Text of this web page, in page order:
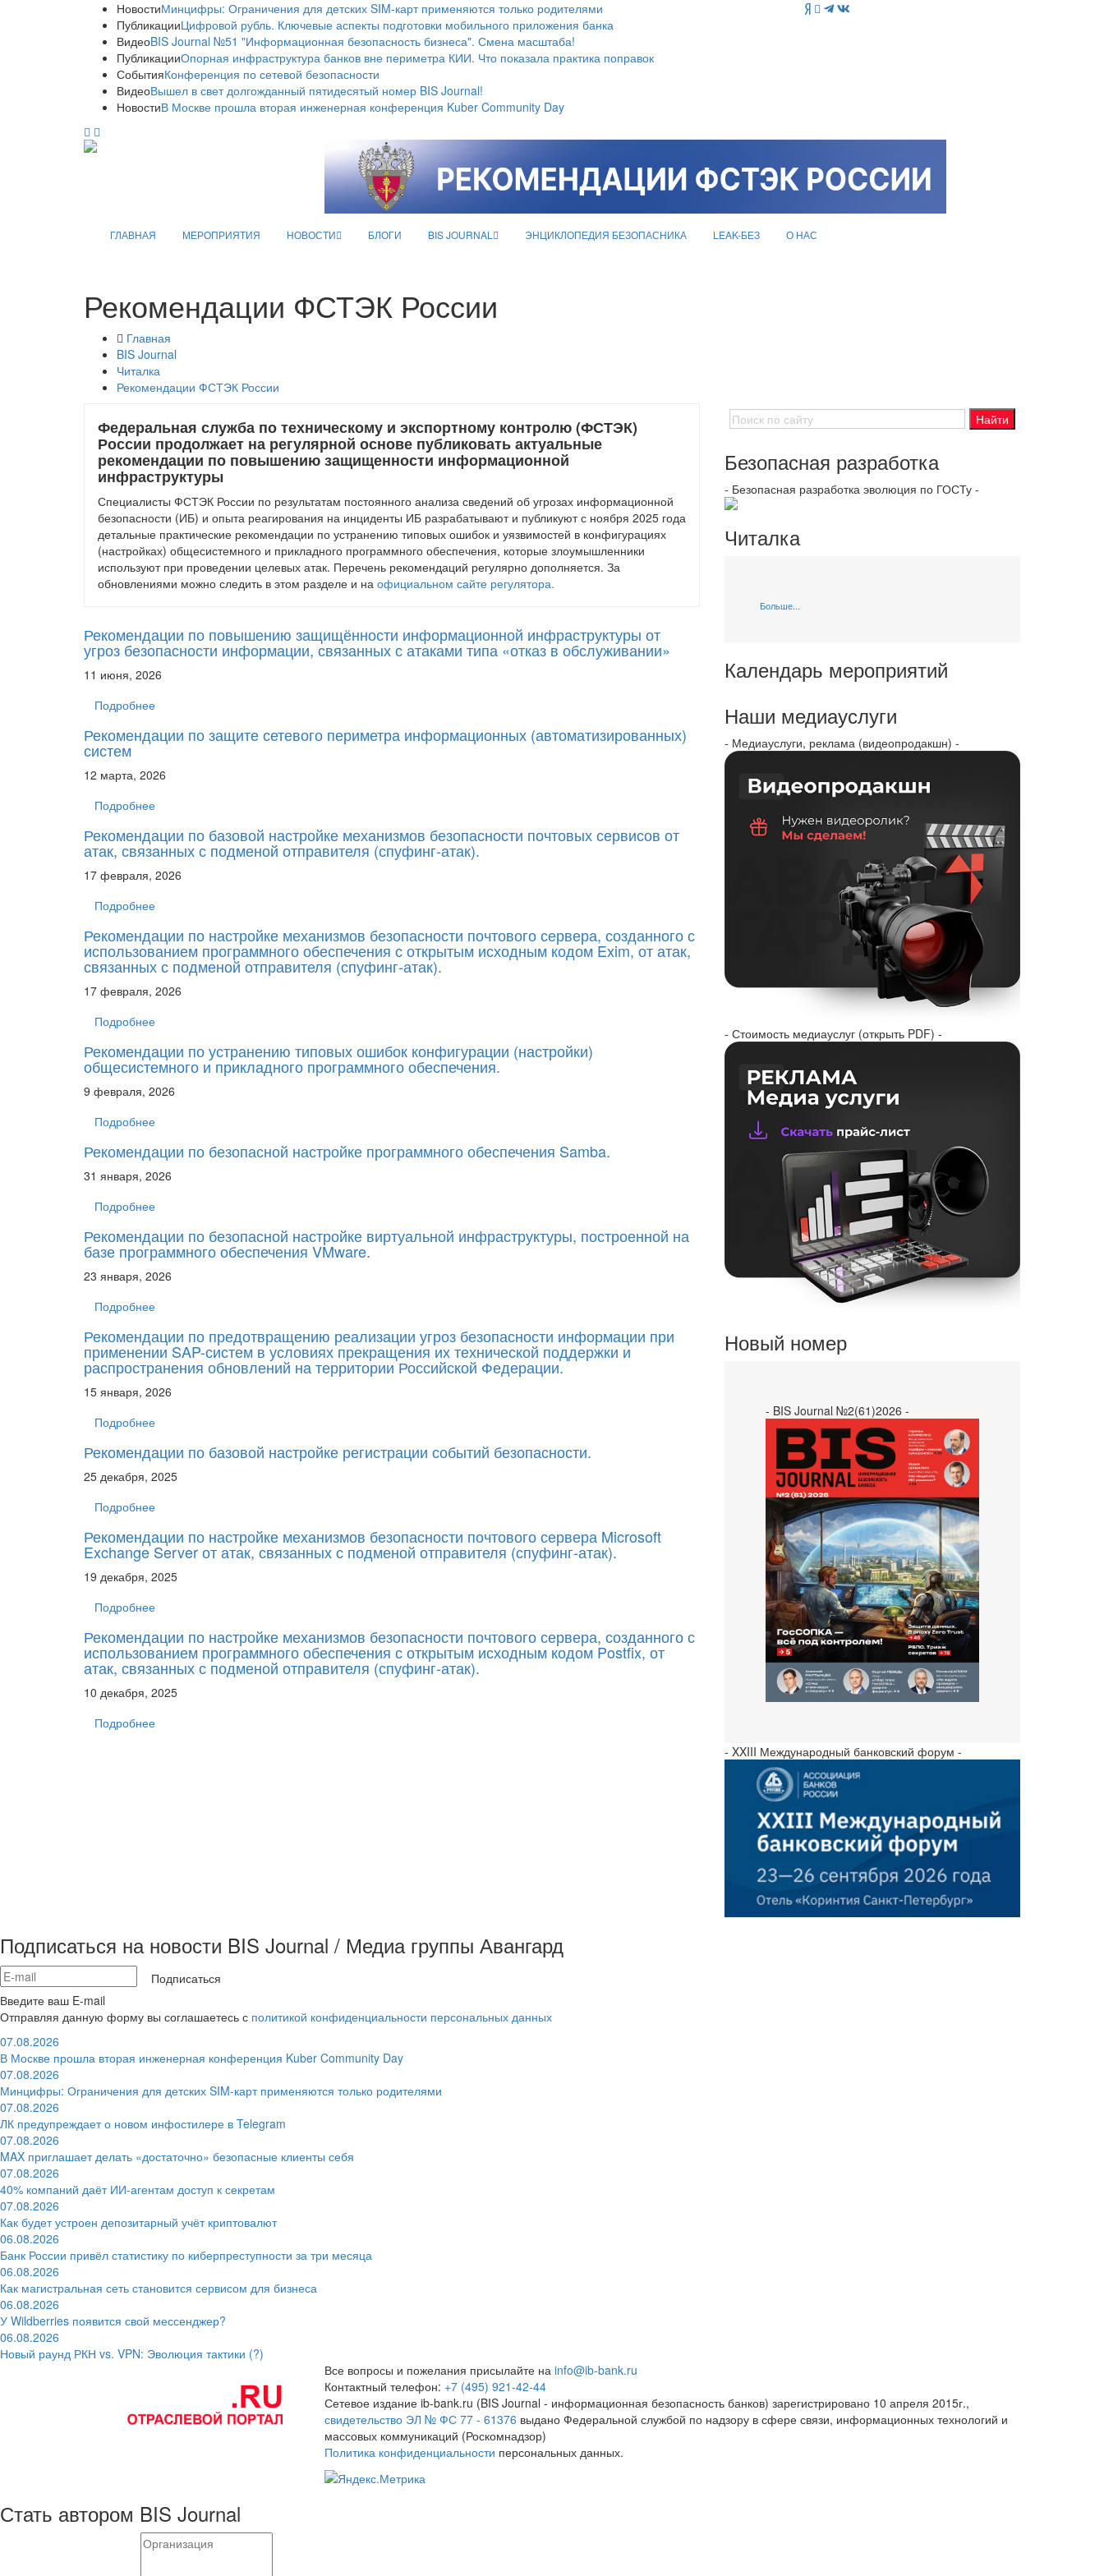
НовостиМинцифры: Ограничения для детских SIM-карт применяются только родителями
ПубликацииЦифровой рубль. Ключевые аспекты подготовки мобильного приложения банка
ВидеоBIS Journal №51 "Информационная безопасность бизнеса". Смена масштаба!
ПубликацииОпорная инфраструктура банков вне периметра КИИ. Что показала практика поправок
СобытияКонференция по сетевой безопасности
ВидеоВышел в свет долгожданный пятидесятый номер BIS Journal!
НовостиВ Москве прошла вторая инженерная конференция Kuber Community Day
ГЛАВНАЯ МЕРОПРИЯТИЯ НОВОСТИ БЛОГИ BIS JOURNAL ЭНЦИКЛОПЕДИЯ БЕЗОПАСНИКА LEAK-БЕЗ О НАС
Рекомендации ФСТЭК России
Главная
BIS Journal
Читалка
Рекомендации ФСТЭК России
Федеральная служба по техническому и экспортному контролю (ФСТЭК)
России продолжает на регулярной основе публиковать актуальные
рекомендации по повышению защищенности информационной
инфраструктуры
Специалисты ФСТЭК России по результатам постоянного анализа сведений об угрозах информационной
безопасности (ИБ) и опыта реагирования на инциденты ИБ разрабатывают и публикуют с ноября 2025 года
детальные практические рекомендации по устранению типовых ошибок и уязвимостей в конфигурациях
(настройках) общесистемного и прикладного программного обеспечения, которые злоумышленники
используют при проведении целевых атак. Перечень рекомендаций регулярно дополняется. За
обновлениями можно следить в этом разделе и на официальном сайте регулятора.
Рекомендации по повышению защищённости информационной инфраструктуры от
угроз безопасности информации, связанных с атаками типа «отказ в обслуживании»
11 июня, 2026
Подробнее
Рекомендации по защите сетевого периметра информационных (автоматизированных)
систем
12 марта, 2026
Подробнее
Рекомендации по базовой настройке механизмов безопасности почтовых сервисов от
атак, связанных с подменой отправителя (спуфинг-атак).
17 февраля, 2026
Подробнее
Рекомендации по настройке механизмов безопасности почтового сервера, созданного с
использованием программного обеспечения с открытым исходным кодом Exim, от атак,
связанных с подменой отправителя (спуфинг-атак).
17 февраля, 2026
Подробнее
Рекомендации по устранению типовых ошибок конфигурации (настройки)
общесистемного и прикладного программного обеспечения.
9 февраля, 2026
Подробнее
Рекомендации по безопасной настройке программного обеспечения Samba.
31 января, 2026
Подробнее
Рекомендации по безопасной настройке виртуальной инфраструктуры, построенной на
базе программного обеспечения VMware.
23 января, 2026
Подробнее
Рекомендации по предотвращению реализации угроз безопасности информации при
применении SAP-систем в условиях прекращения их технической поддержки и
распространения обновлений на территории Российской Федерации.
15 января, 2026
Подробнее
Рекомендации по базовой настройке регистрации событий безопасности.
25 декабря, 2025
Подробнее
Рекомендации по настройке механизмов безопасности почтового сервера Microsoft
Exchange Server от атак, связанных с подменой отправителя (спуфинг-атак).
19 декабря, 2025
Подробнее
Рекомендации по настройке механизмов безопасности почтового сервера, созданного с
использованием программного обеспечения с открытым исходным кодом Postfix, от
атак, связанных с подменой отправителя (спуфинг-атак).
10 декабря, 2025
Подробнее
Безопасная разработка
- Безопасная разработка эволюция по ГОСТу -
Читалка
Больше...
Календарь мероприятий
Наши медиауслуги
- Медиауслуги, реклама (видеопродакшн) -
- Стоимость медиауслуг (открыть PDF) -
Новый номер
- BIS Journal №2(61)2026 -
- XXIII Международный банковский форум -
Подписаться на новости BIS Journal / Медиа группы Авангард
Подписаться
Введите ваш E-mail
Отправляя данную форму вы соглашаетесь с политикой конфиденциальности персональных данных
07.08.2026
В Москве прошла вторая инженерная конференция Kuber Community Day
07.08.2026
Минцифры: Ограничения для детских SIM-карт применяются только родителями
07.08.2026
ЛК предупреждает о новом инфостилере в Telegram
07.08.2026
MAX приглашает делать «достаточно» безопасные клиенты себя
07.08.2026
40% компаний даёт ИИ‑агентам доступ к секретам
07.08.2026
Как будет устроен депозитарный учёт криптовалют
06.08.2026
Банк России привёл статистику по киберпреступности за три месяца
06.08.2026
Как магистральная сеть становится сервисом для бизнеса
06.08.2026
У Wildberries появится свой мессенджер?
06.08.2026
Новый раунд РКН vs. VPN: Эволюция тактики (?)
Все вопросы и пожелания присылайте на info@ib-bank.ru
Контактный телефон: +7 (495) 921-42-44
Сетевое издание ib-bank.ru (BIS Journal - информационная безопасность банков) зарегистрировано 10 апреля 2015г.,
свидетельство ЭЛ № ФС 77 - 61376 выдано Федеральной службой по надзору в сфере связи, информационных технологий и
массовых коммуникаций (Роскомнадзор)
Политика конфиденциальности персональных данных.
Стать автором BIS Journal